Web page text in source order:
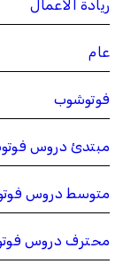
ريادة الاعمال
عام
فوتوشوب
مبتدئ دروس
متوسط دروس
محترف دروس